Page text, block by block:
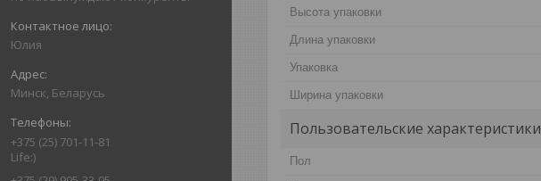
Юлия
Минск, Беларусь
+375 (25) 701-11-81
Life:)
Высота упаковки
Длина упаковки
Упаковка
Ширина упаковки
Пользовательские характеристики
Пол